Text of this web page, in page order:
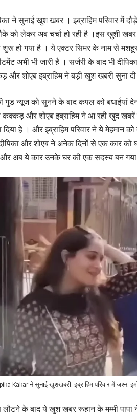
ने सुनाई खुश खबर । इब्राहिम परिवार
को लेकर अब चर्चा हो रही है ।इस खुशी
शुरू हो गया है । ये एक्टर सिमर के नाम से
अभी भी जारी है । सर्जरी के बाद भी
और शोएब इब्राहिम ने बड़ी खुश खबरी सुना
गुड न्यूज को सुनने के बाद कपल को बधाईयां
कक्कड़ और शोएब इब्राहिम ने आ रही खुद
हे । और इब्राहिम परिवार ने ये मेहमान
और शोएब ने अनेक दिनों से एक कार
अब ये कार उनके घर की एक सदस्य बन
Kakar ने सुनाई खुशखबरी, इब्राहिम परिवार में जश्न,
लौटने के बाद ये खुश खबर रूहान के मम्मी